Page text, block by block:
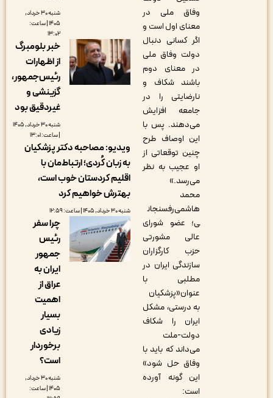
وفاق ملی در
معنای اول است و
اگر کسانی دنبال
دولت وفاق ملی
در معنای دوم
باشند شکاف و
نارضایتی را در
جامعه افزایش
می‌دهند. پس با
این اوصاف طرح
چنین توقعاتی از
او عجیب به نظر
می‌رسد.»
هاشمی‌رفسنجان
ی؛ عضو شورای
عالی مشورتی
حزب کارگزاران
سازندگی ایران در
مطلبی با
عنوان«پزشکیان
به درستی، مشکل
ایران را شکاف
دولت-ملت
می‌داند که باید با
وفاق حل شود»
این گونه آورده
شنبه ۳۰ خرداد,
۱۴۰۵ | ساعت:
خبر بلومبرگ
از اظهارات
رئیس‌جمهور،
گزینشی و
غیردقیق بود
شنبه ۳۰ خرداد, ۱۴۰۵
ویدیو: مصاحبه دکتر پزشکیان
به زبان کُردی؛ ارتباط‌مان با
اقلیم کردستان خوب است،
بهترش خواهیم کرد
شنبه ۳۰ خرداد, ۱۴۰۵ | ساعت: ۱۲:۵۹
چرا سفر
رئیس
جمهور
برخوردار
شنبه ۳۰ خرداد,
۱۴۰۵ | ساعت: